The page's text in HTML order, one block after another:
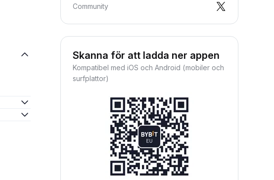
Community
Skanna för att ladda ner appen
Kompatibel med iOS och Android (mobiler och
surfplattor)